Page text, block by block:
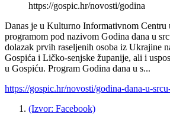
https://gospic.hr/novosti/godina
Danas je u Kulturno Informativnom Centru
programom pod nazivom Godina dana u
dolazak prvih raseljenih osoba iz Ukrajine
Gospića i Ličko-senjske županije, ali i
u Gospiću. Program Godina dana u s...
https://gospic.hr/novosti/godina-dana-u-
(Izvor: Facebook)